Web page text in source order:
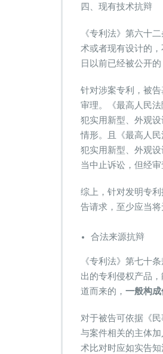
四、现有技术抗辩
《专利法》第六十
术或者现有设计的
日以前已经被公开
针对涉案专利，被
审理。《最高人民
犯实用新型、外观
情形。且《最高人
犯实用新型、外观
当中止诉讼，但经审
综上，针对发明专
告请求，至少应当将
合法来源抗辩
《专利法》第七十
出的专利侵权产品
道而来的， 一般构
对于被告可依据《
与案件相关的主体
术比对时应如实告